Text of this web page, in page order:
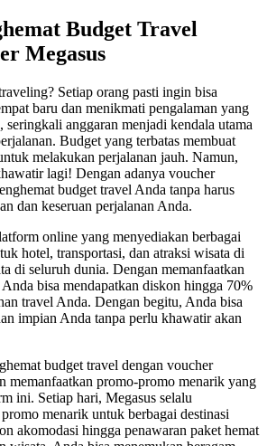
Budget Travel
Megasus
Setiap orang pasti ingin bisa
baru dan menikmati pengalaman yang
anggaran menjadi kendala utama
Budget yang terbatas membuat
melakukan perjalanan jauh. Namun,
lagi! Dengan adanya voucher
budget travel Anda tanpa harus
dan keseruan perjalanan Anda.
online yang menyediakan berbagai
hotel, transportasi, dan atraksi wisata di
di seluruh dunia. Dengan memanfaatkan
bisa mendapatkan diskon hingga 70%
travel Anda. Dengan begitu, Anda bisa
impian Anda tanpa perlu khawatir akan
budget travel dengan voucher
memanfaatkan promo-promo menarik yang
ini. Setiap hari, Megasus selalu
menarik untuk berbagai destinasi
akomodasi hingga penawaran paket hemat